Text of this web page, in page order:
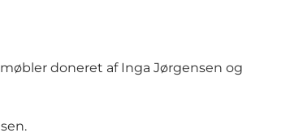
doneret af Inga Jørgensen og